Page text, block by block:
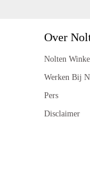
Over
Nolten
Werken Bij
Pers
Disclaimer